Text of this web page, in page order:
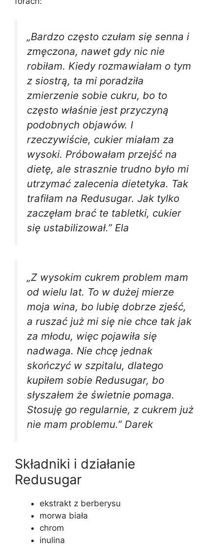
„Bardzo często czułam się senna i
zmęczona, nawet gdy nic nie
robiłam. Kiedy rozmawiałam o tym
z siostrą, ta mi poradziła
zmierzenie sobie cukru, bo to
często właśnie jest przyczyną
podobnych objawów. I
rzeczywiście, cukier miałam za
wysoki. Próbowałam przejść na
dietę, ale strasznie trudno było mi
utrzymać zalecenia dietetyka. Tak
trafiłam na Redusugar. Jak tylko
zaczęłam brać te tabletki, cukier
się ustabilizował.” Ela
„Z wysokim cukrem problem mam
od wielu lat. To w dużej mierze
moja wina, bo lubię dobrze zjeść,
a ruszać już mi się nie chce tak jak
za młodu, więc pojawiła się
nadwaga. Nie chcę jednak
skończyć w szpitalu, dlatego
kupiłem sobie Redusugar, bo
słyszałem że świetnie pomaga.
Stosuję go regularnie, z cukrem już
nie mam problemu.” Darek
Składniki i działanie
Redusugar
ekstrakt z berberysu
morwa biała
chrom
inulina